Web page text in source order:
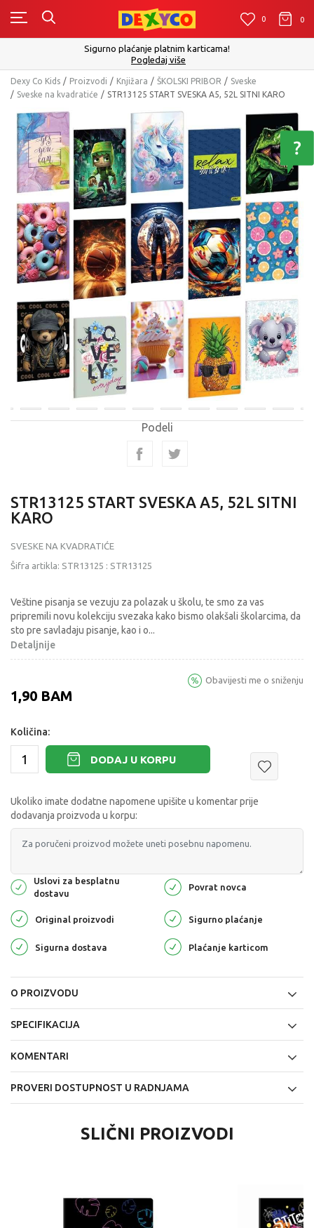
0 0
Sigurno plaćanje platnim karticama!
Pogledaj više
Dexy Co Kids Proizvodi Knjižara ŠKOLSKI PRIBOR
Sveske
Sveske na kvadratiće
STR13125 START SVESKA A5, 52L SITNI KARO
Podeli
STR13125 START SVESKA A5, 52L SITNI
KARO
SVESKE NA KVADRATIĆE
Šifra artikla: STR13125 : STR13125
Veštine pisanja se vezuju za polazak u školu, te smo za vas
pripremili novu kolekciju svezaka kako bismo olakšali školarcima, da
sto pre savladaju pisanje, kao i o...
Detaljnije
1,90 BAM
Obavijesti me o sniženju
Količina:
DODAJ U KORPU
Ukoliko imate dodatne napomene upišite u komentar prije
dodavanja proizvoda u korpu:
Uslovi za besplatnu
dostavu
Povrat novca
Original proizvodi Sigurno plaćanje
Sigurna dostava Plaćanje karticom
O PROIZVODU
SPECIFIKACIJA
KOMENTARI
PROVERI DOSTUPNOST U RADNJAMA
SLIČNI PROIZVODI